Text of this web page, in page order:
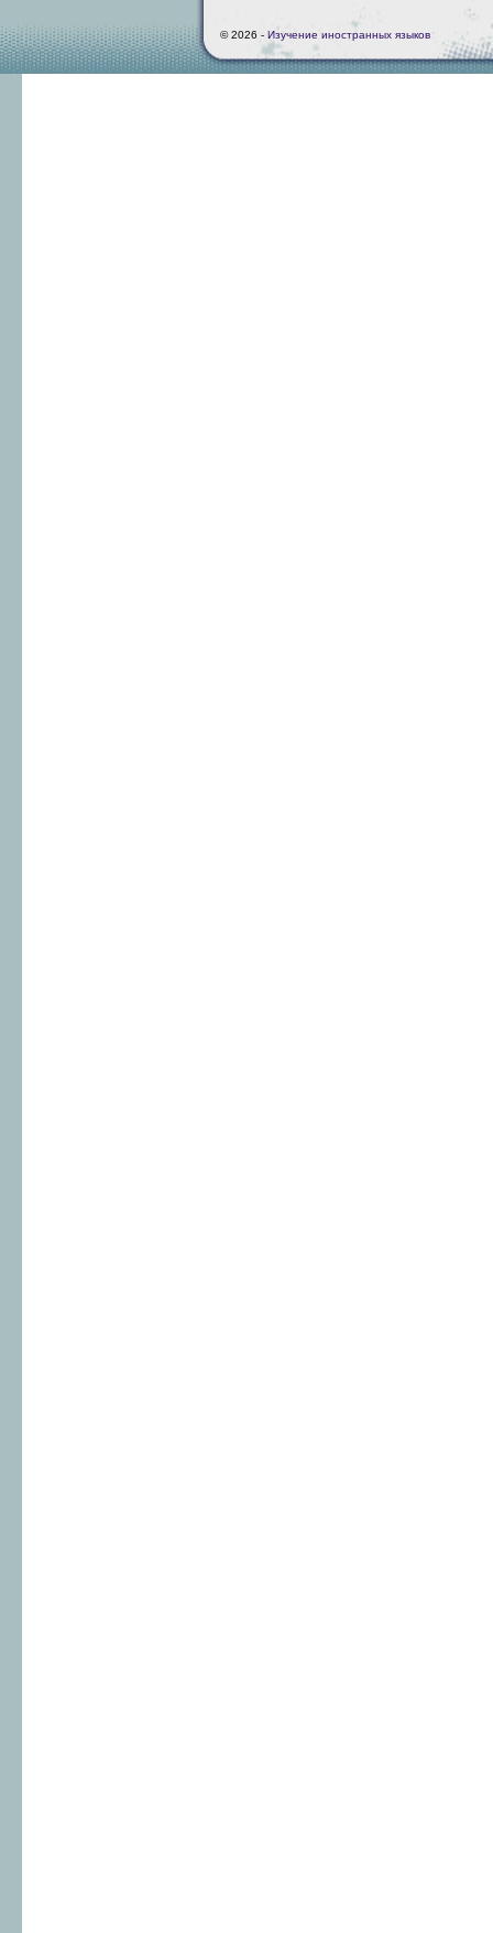
© 2026 - Изучение иностранных языков